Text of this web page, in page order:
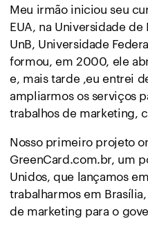
Meu irmão iniciou seu
EUA, na Universidade
UnB, Universidade
formou, em 2000, ele
e, mais tarde ,eu entrei
ampliarmos os serviços
trabalhos de marketing,
Nosso primeiro projeto
GreenCard.com.br, um
Unidos, que lançamos
trabalharmos em
de marketing para o